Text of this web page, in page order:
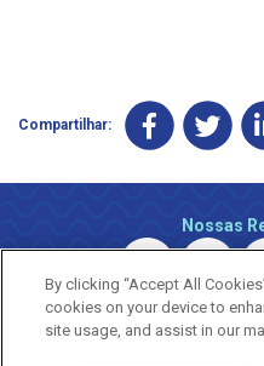
Compartilhar:
Nossas
By clicking “Accept All
cookies on your device to
site usage, and assist in our